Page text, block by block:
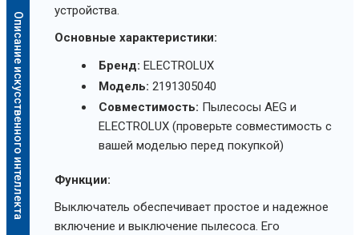
Описание искусственного интеллекта
устройства.
Основные характеристики:
Бренд: ELECTROLUX
Модель: 2191305040
Совместимость: Пылесосы AEG и
ELECTROLUX (проверьте совместимость с
вашей моделью перед покупкой)
Функции:
Выключатель обеспечивает простое и надежное
включение и выключение пылесоса. Его